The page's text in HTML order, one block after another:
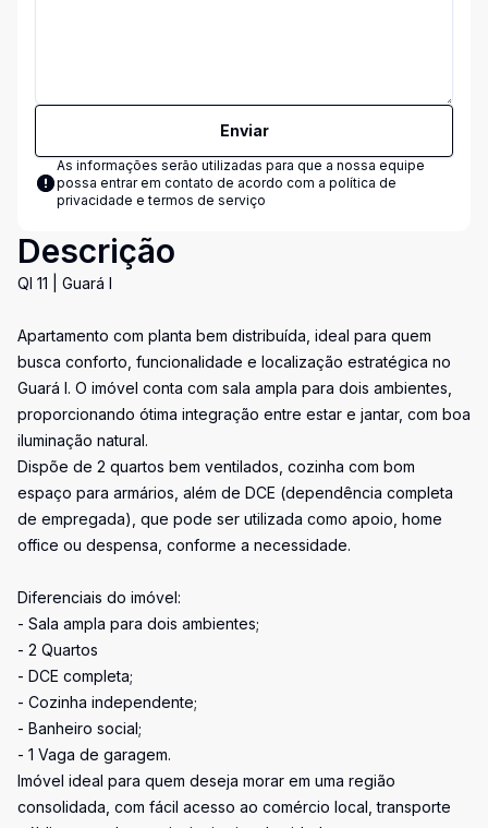
Enviar
As informações serão utilizadas para que a nossa equipe
possa entrar em contato de acordo com a política de
privacidade e termos de serviço
Descrição
QI 11 | Guará I
Apartamento com planta bem distribuída, ideal para quem
busca conforto, funcionalidade e localização estratégica no
Guará I. O imóvel conta com sala ampla para dois ambientes,
proporcionando ótima integração entre estar e jantar, com boa
iluminação natural.
Dispõe de 2 quartos bem ventilados, cozinha com bom
espaço para armários, além de DCE (dependência completa
de empregada), que pode ser utilizada como apoio, home
office ou despensa, conforme a necessidade.
Diferenciais do imóvel:
- Sala ampla para dois ambientes;
- 2 Quartos
- DCE completa;
- Cozinha independente;
- Banheiro social;
- 1 Vaga de garagem.
Imóvel ideal para quem deseja morar em uma região
consolidada, com fácil acesso ao comércio local, transporte